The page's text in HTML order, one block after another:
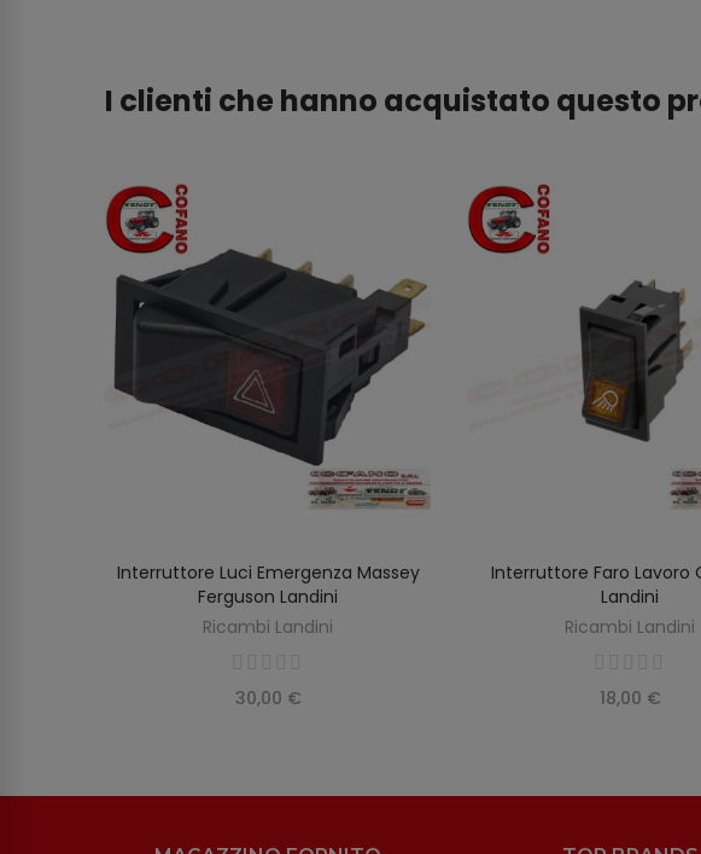
I clienti che hanno acquistato questo
AGGIUNGI AL CARRELLO
Interruttore Luci Emergenza Massey
Ferguson Landini
Ricambi Landini
30,00 €
AGGIUNGI AL
Interruttore Faro Lavoro
Landini
Ricambi Landini
18,00 €